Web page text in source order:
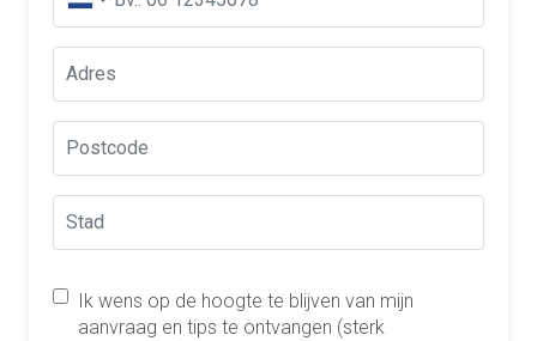
Ik wens op de hoogte te blijven van mijn
aanvraag en tips te ontvangen (sterk